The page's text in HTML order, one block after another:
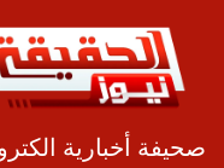
صحيفة أخبارية